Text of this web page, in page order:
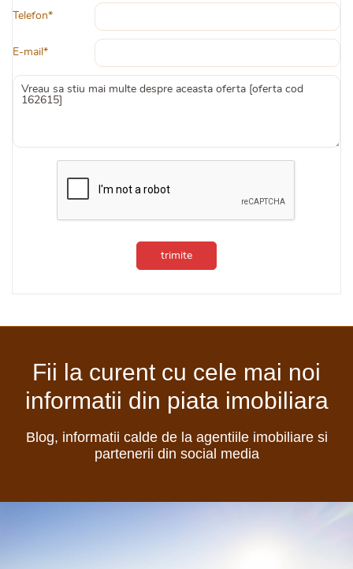
Telefon*
E-mail*
trimite
Fii la curent cu cele mai noi
informatii din piata imobiliara
Blog, informatii calde de la agentiile imobiliare si
partenerii din social media